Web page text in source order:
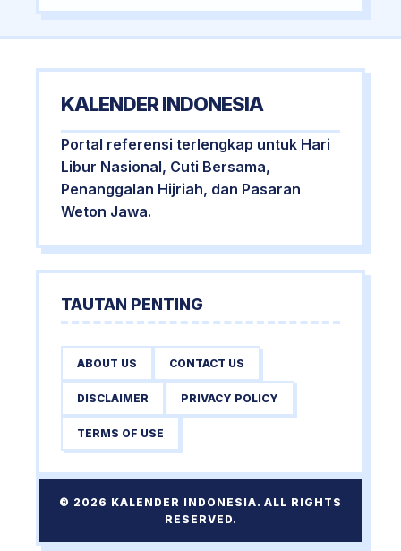
KALENDER INDONESIA
Portal referensi terlengkap untuk Hari
Libur Nasional, Cuti Bersama,
Penanggalan Hijriah, dan Pasaran
Weton Jawa.
TAUTAN PENTING
ABOUT US CONTACT US
DISCLAIMER PRIVACY POLICY
TERMS OF USE
© 2026 KALENDER INDONESIA. ALL RIGHTS
RESERVED.